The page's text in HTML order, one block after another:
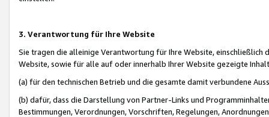
3. Verantwortung für Ihre Website
Sie tragen die alleinige Verantwortung für Ihre Website,
Website, sowie für alle auf oder innerhalb Ihrer Website gezeigte
(a) für den technischen Betrieb und die gesamte damit verbundene
(b) dafür, dass die Darstellung von Partner-Links und
Bestimmungen, Verordnungen, Vorschriften, Regelungen,